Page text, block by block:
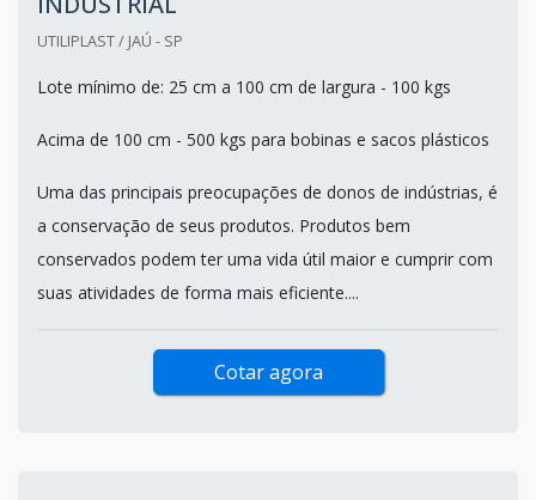
UTILIPLAST / JAÚ - SP
Lote mínimo de: 25 cm a 100 cm de largura - 100 kgs
Acima de 100 cm - 500 kgs para bobinas e sacos plásticos
Uma das principais preocupações de donos de indústrias, é
a conservação de seus produtos. Produtos bem
conservados podem ter uma vida útil maior e cumprir com
suas atividades de forma mais eficiente....
Cotar agora